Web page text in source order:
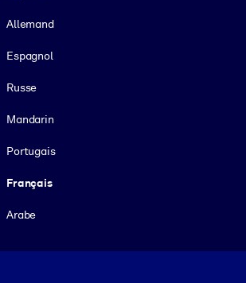
Allemand
Espagnol
Russe
Mandarin
Portugais
Français
Arabe